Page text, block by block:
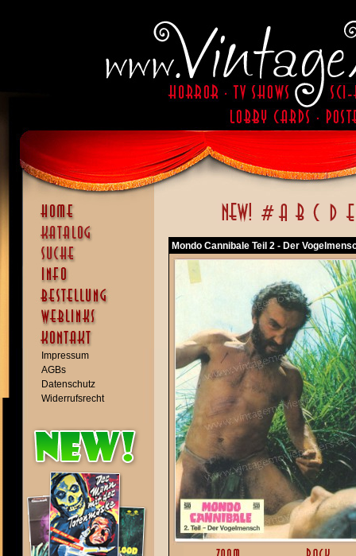
Impressum
AGBs
Datenschutz
Widerrufsrecht
Mondo Cannibale Teil 2 - Der